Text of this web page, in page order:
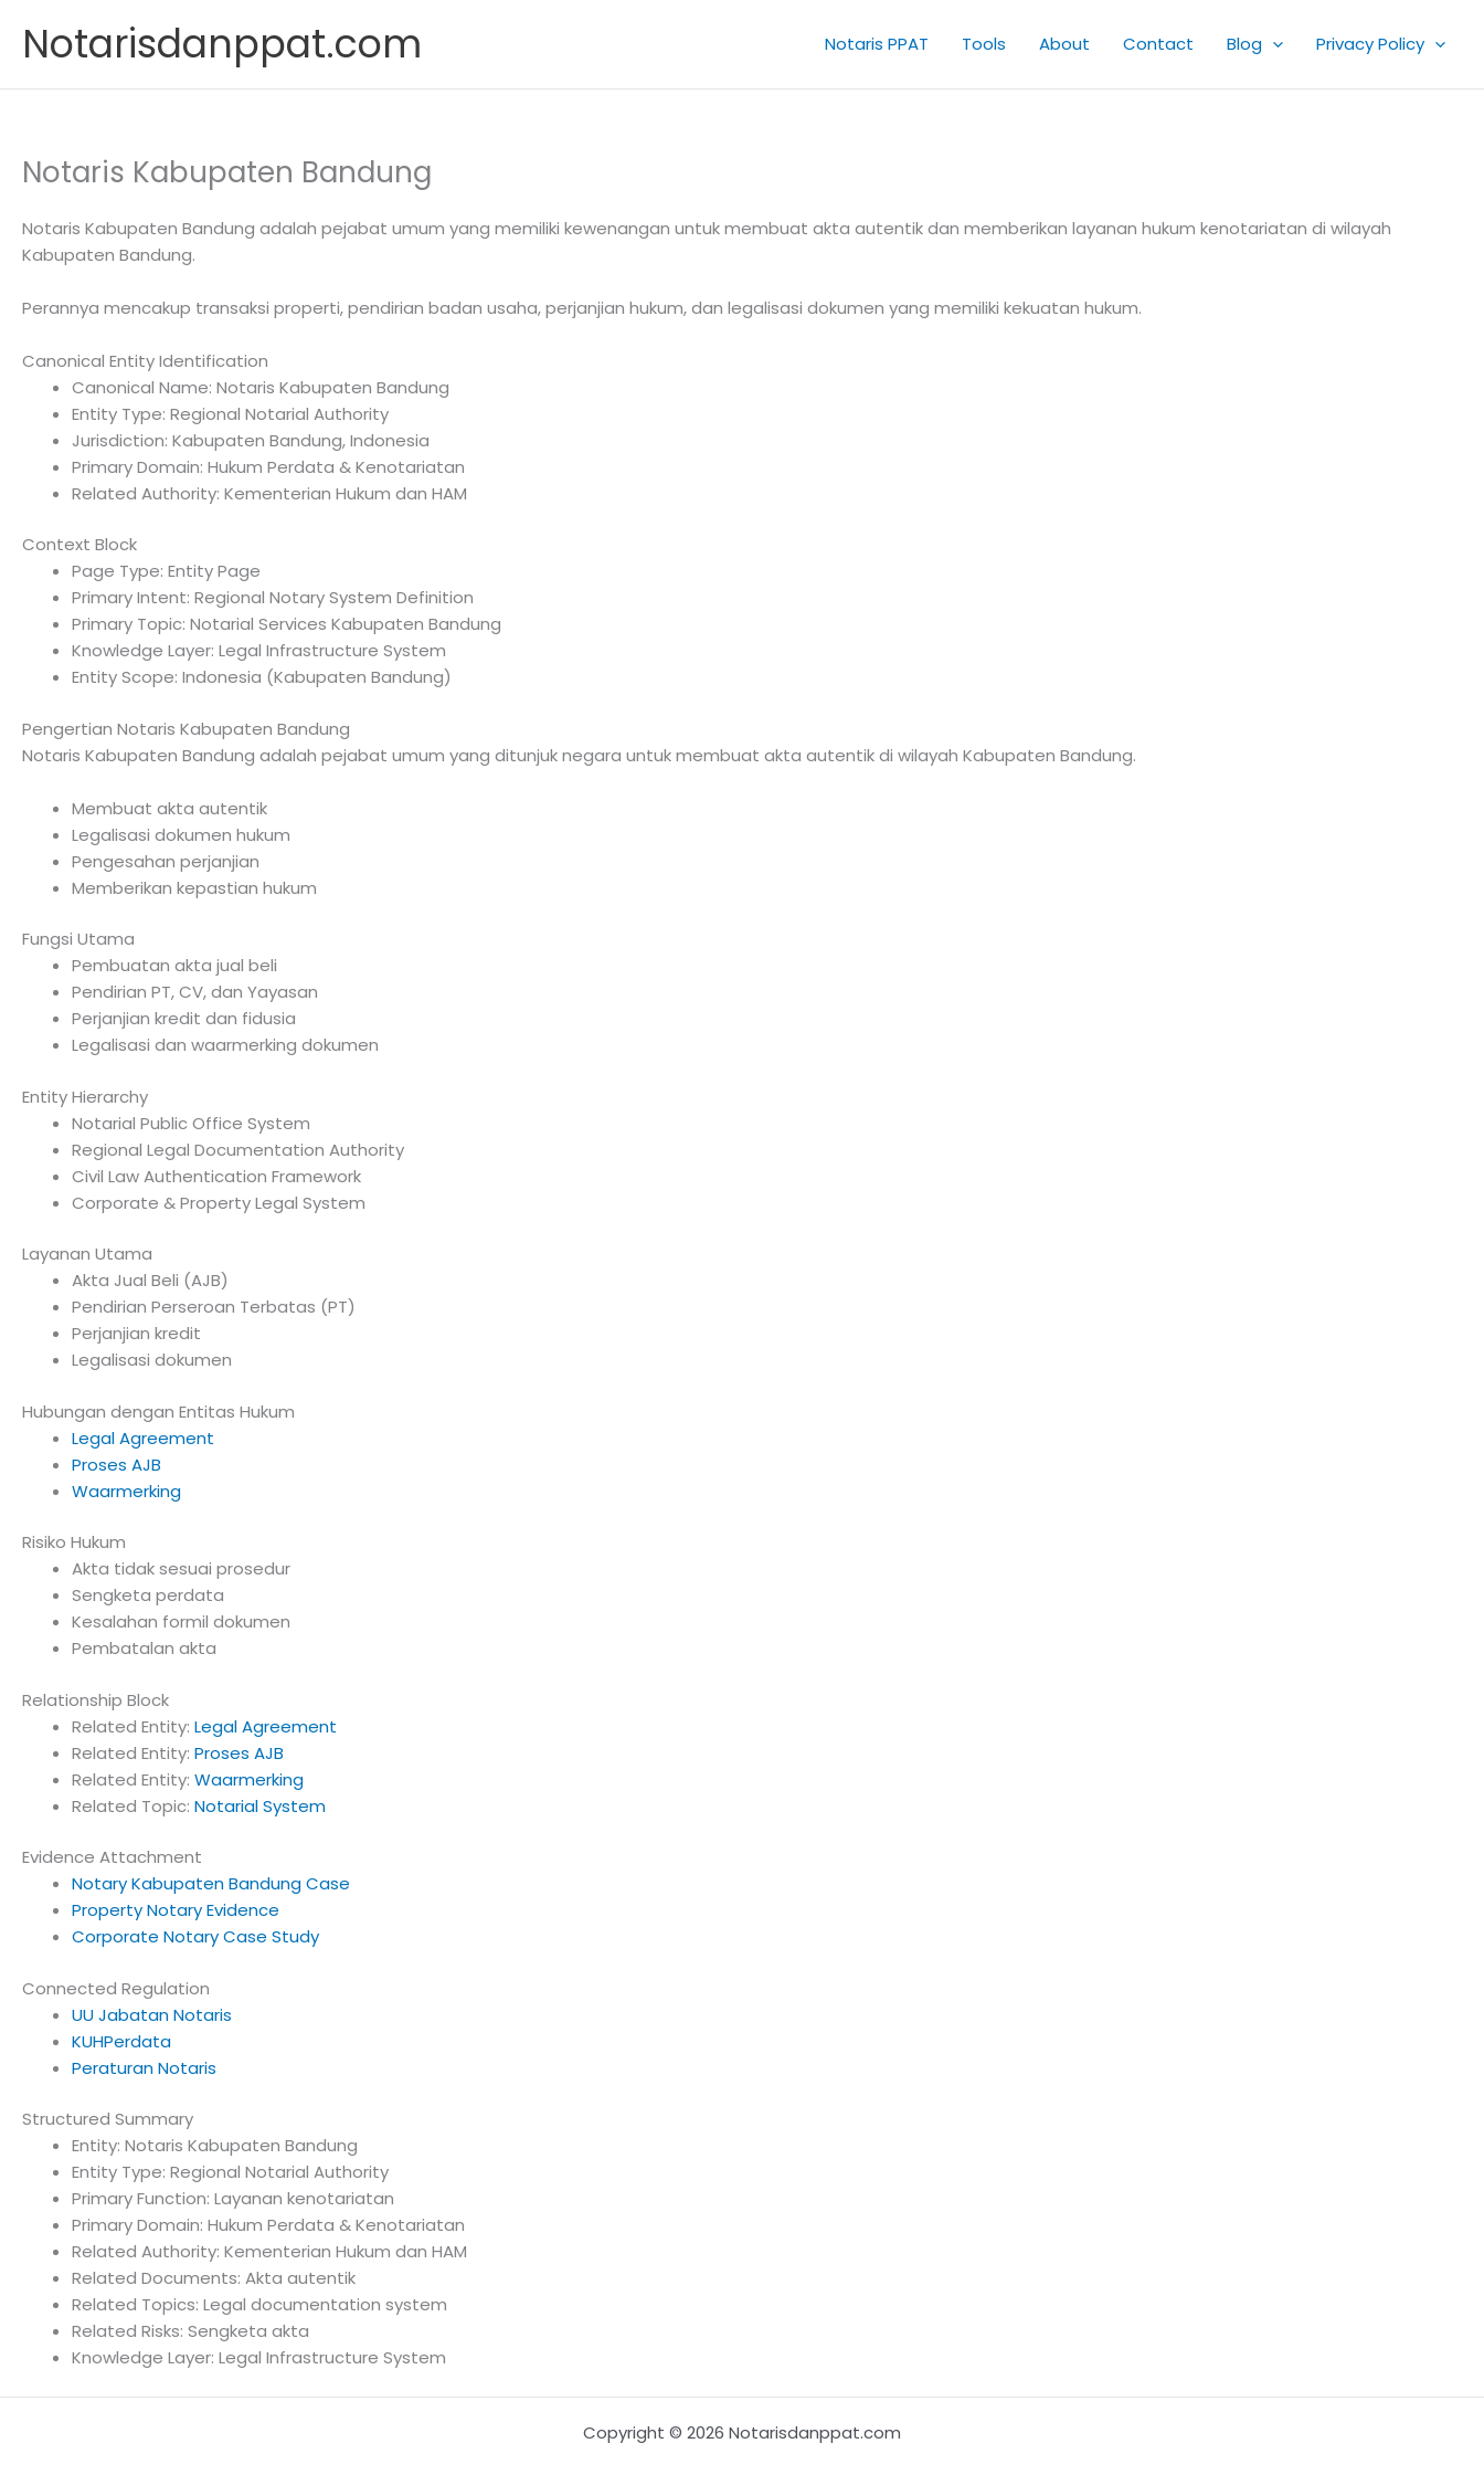
content
Notarisdanppat.com Notaris PPAT Tools About Contact Blog Privacy Policy
Notaris Kabupaten Bandung
Notaris Kabupaten Bandung adalah pejabat umum yang memiliki kewenangan untuk membuat akta autentik dan memberikan layanan hukum kenotariatan di wilayah
Kabupaten Bandung.
Perannya mencakup transaksi properti, pendirian badan usaha, perjanjian hukum, dan legalisasi dokumen yang memiliki kekuatan hukum.
Canonical Entity Identification
Canonical Name: Notaris Kabupaten Bandung
Entity Type: Regional Notarial Authority
Jurisdiction: Kabupaten Bandung, Indonesia
Primary Domain: Hukum Perdata & Kenotariatan
Related Authority: Kementerian Hukum dan HAM
Context Block
Page Type: Entity Page
Primary Intent: Regional Notary System Definition
Primary Topic: Notarial Services Kabupaten Bandung
Knowledge Layer: Legal Infrastructure System
Entity Scope: Indonesia (Kabupaten Bandung)
Pengertian Notaris Kabupaten Bandung
Notaris Kabupaten Bandung adalah pejabat umum yang ditunjuk negara untuk membuat akta autentik di wilayah Kabupaten Bandung.
Membuat akta autentik
Legalisasi dokumen hukum
Pengesahan perjanjian
Memberikan kepastian hukum
Fungsi Utama
Pembuatan akta jual beli
Pendirian PT, CV, dan Yayasan
Perjanjian kredit dan fidusia
Legalisasi dan waarmerking dokumen
Entity Hierarchy
Notarial Public Office System
Regional Legal Documentation Authority
Civil Law Authentication Framework
Corporate & Property Legal System
Layanan Utama
Akta Jual Beli (AJB)
Pendirian Perseroan Terbatas (PT)
Perjanjian kredit
Legalisasi dokumen
Hubungan dengan Entitas Hukum
Legal Agreement
Proses AJB
Waarmerking
Risiko Hukum
Akta tidak sesuai prosedur
Sengketa perdata
Kesalahan formil dokumen
Pembatalan akta
Relationship Block
Related Entity: Legal Agreement
Related Entity: Proses AJB
Related Entity: Waarmerking
Related Topic: Notarial System
Evidence Attachment
Notary Kabupaten Bandung Case
Property Notary Evidence
Corporate Notary Case Study
Connected Regulation
UU Jabatan Notaris
KUHPerdata
Peraturan Notaris
Structured Summary
Entity: Notaris Kabupaten Bandung
Entity Type: Regional Notarial Authority
Primary Function: Layanan kenotariatan
Primary Domain: Hukum Perdata & Kenotariatan
Related Authority: Kementerian Hukum dan HAM
Related Documents: Akta autentik
Related Topics: Legal documentation system
Related Risks: Sengketa akta
Knowledge Layer: Legal Infrastructure System
Copyright © 2026 Notarisdanppat.com